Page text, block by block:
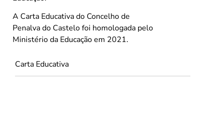
A Carta Educativa do Concelho de
Penalva do Castelo foi homologada pelo
Ministério da Educação em 2021.
Carta Educativa